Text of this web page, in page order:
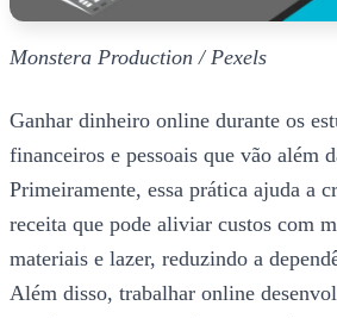
Monstera Production / Pexels
Ganhar dinheiro online durante os
financeiros e pessoais que vão além
Primeiramente, essa prática ajuda a
receita que pode aliviar custos com
materiais e lazer, reduzindo a
Além disso, trabalhar online